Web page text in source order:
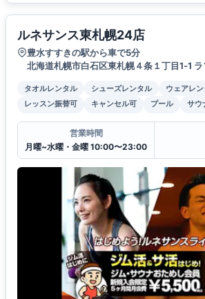
ルネサンス東札幌24店
豊水すすきの駅から車で5分
北海道札幌市白石区東札幌４条１丁目1‐1
タオルレンタル シューズレンタル
ウェアレ
レッスン振替可
キャンセル可 プール サウ
営業時間
月曜~水曜・金曜 10:00〜23:00